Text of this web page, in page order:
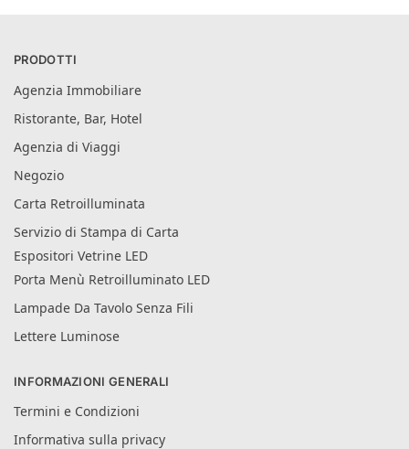
PRODOTTI
Agenzia Immobiliare
Ristorante, Bar, Hotel
Agenzia di Viaggi
Negozio
Carta Retroilluminata
Servizio di Stampa di Carta
Espositori Vetrine LED
Porta Menù Retroilluminato LED
Lampade Da Tavolo Senza Fili
Lettere Luminose
INFORMAZIONI GENERALI
Termini e Condizioni
Informativa sulla privacy